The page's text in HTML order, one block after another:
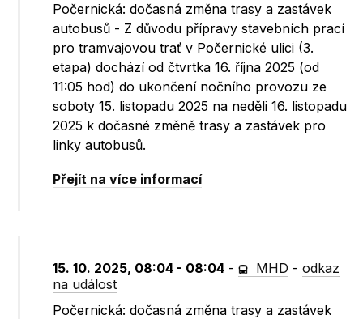
Počernická: dočasná změna trasy a zastávek
autobusů - Z důvodu přípravy stavebních prací
pro tramvajovou trať v Počernické ulici (3.
etapa) dochází od čtvrtka 16. října 2025 (od
11:05 hod) do ukončení nočního provozu ze
soboty 15. listopadu 2025 na neděli 16. listopadu
2025 k dočasné změně trasy a zastávek pro
linky autobusů.
Přejít na více informací
15. 10. 2025, 08:04 - 08:04 - MHD -odkaz
na událost
Počernická: dočasná změna trasy a zastávek